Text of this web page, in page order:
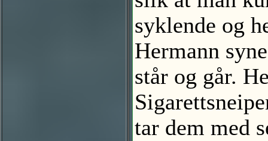
syklende og
Hermann
står og går.
tar dem med